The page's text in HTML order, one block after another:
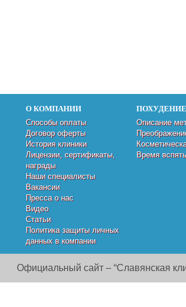
О КОМПАНИИ
Способы оплаты
Договор оферты
История клиники
Лицензии, сертификаты,
награды
Наши специалисты
Вакансии
Пресса о нас
Видео
Статьи
Политика защиты личных
данных в компании
ПОХУДЕНИЕ
Описание
Время вспять
Официальный сайт – “Славянская